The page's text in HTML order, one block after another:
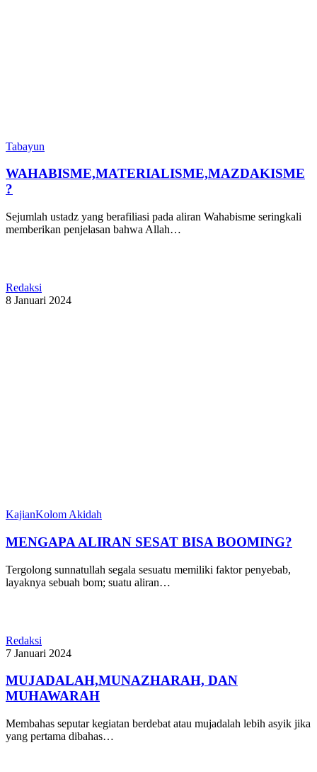
Tabayun
WAHABISME,MATERIALISME,MAZDAKISME
?
Sejumlah ustadz yang berafiliasi pada aliran Wahabisme seringkali
memberikan penjelasan bahwa Allah…
Redaksi
8 Januari 2024
KajianKolom Akidah
MENGAPA ALIRAN SESAT BISA BOOMING?
Tergolong sunnatullah segala sesuatu memiliki faktor penyebab,
layaknya sebuah bom; suatu aliran…
Redaksi
7 Januari 2024
MUJADALAH,MUNAZHARAH, DAN
MUHAWARAH
Membahas seputar kegiatan berdebat atau mujadalah lebih asyik jika
yang pertama dibahas…